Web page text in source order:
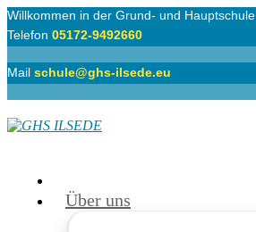
Willkommen in der Grund- und
Telefon 05172-9492660
Mail schule@ghs-ilsede.eu
Über uns